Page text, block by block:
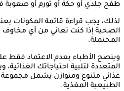
طفح جلدي أو حكة أو تورم أو صعوبة
لذلك، يجب قراءة قائمة المكونات
الصحية إذا كنت تعاني من أي
المحتملة.
وينصح الأطباء بعدم الاعتماد فقط
المتعددة لتلبية احتياجاتك
غذائي متنوع ومتوازن يشمل
الطبيعية المغذية.